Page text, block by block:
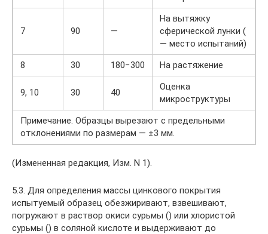
7 90 —
На вытяжку
сферической лунки (
— место испытаний)
8
30 180−300 На растяжение
9, 10 30 40
Оценка
микроструктуры
Примечание. Образцы вырезают с предельными
отклонениями по размерам — ±3 мм.
(Измененная редакция, Изм. N 1).
5.3. Для определения массы цинкового покрытия
испытуемый образец обезжиривают, взвешивают,
погружают в раствор окиси сурьмы () или хлористой
сурьмы () в соляной кислоте и выдерживают до